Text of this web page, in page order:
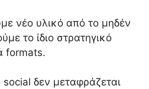
νέο υλικό από το μηδέν
το ίδιο στρατηγικό
formats.
social δεν μεταφράζεται